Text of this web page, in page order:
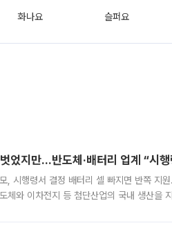
화나요 슬퍼요
벗었지만…반도체·배터리 업계 “시
, 시행령서 결정 배터리 셀 빠지면 반쪽 지
체와 이차전지 등 첨단산업의 국내 생산을